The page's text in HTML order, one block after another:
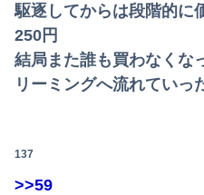
駆逐してからは段階的に
250円
結局また誰も買わなくな
リーミングへ流れていっ
137
>>59